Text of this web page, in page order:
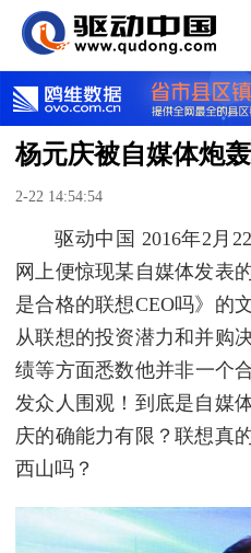
杨元庆被自媒体炮
2-22 14:54:54
驱动中国 2016年2月
网上便惊现某自媒体发表
是合格的联想CEO吗》的
从联想的投资潜力和并购
绩等方面悉数他并非一个
发众人围观！到底是自媒
庆的确能力有限？联想真
西山吗？